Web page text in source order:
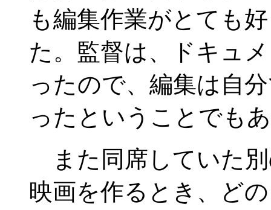
も編集作業がとても
た。監督は、ドキュ
ったので、編集は自
ったということでも
また同席していた
映画を作るとき、ど